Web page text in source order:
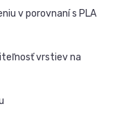
v porovnaní s PLA
vrstiev na